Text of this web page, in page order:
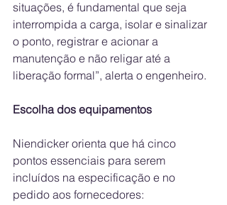
situações, é fundamental que seja
interrompida a carga, isolar e sinalizar
o ponto, registrar e acionar a
manutenção e não religar até a
liberação formal”, alerta o engenheiro.
Escolha dos equipamentos
Niendicker orienta que há cinco
pontos essenciais para serem
incluídos na especificação e no
pedido aos fornecedores: